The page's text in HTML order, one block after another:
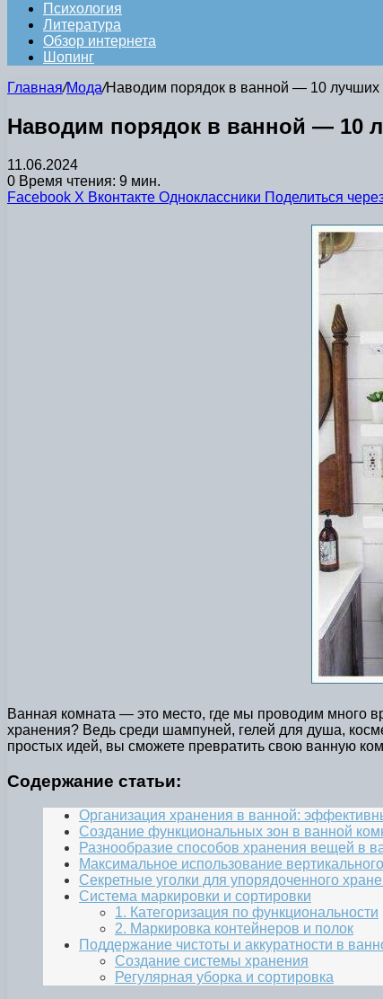
Психология
Литература
Обзор интернета
Шопинг
Главная/Мода/Наводим порядок в ванной — 10 лучших
Наводим порядок в ванной — 10
11.06.2024
0 Время чтения: 9 мин.
Facebook X Вконтакте Одноклассники Поделиться
Ванная комната — это место, где мы проводим много
хранения? Ведь среди шампуней, гелей для душа,
простых идей, вы сможете превратить свою ванную
Содержание статьи:
Организация хранения в ванной:
Создание функциональных зон в ванной
Разнообразие способов хранения вещей в
Максимальное использование
Секретные уголки для упорядоченного
Система маркировки и сортировки
1. Категоризация по функциональности
2. Маркировка контейнеров и полок
Поддержание чистоты и аккуратности в
Создание системы хранения
Регулярная уборка и сортировка